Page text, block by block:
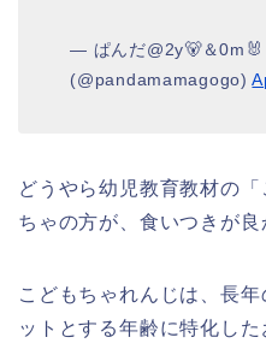
— ぱんだ@2y🐻＆0m🐰
(@pandamamagogo)
どうやら幼児教育教材の
ちゃの方が、食いつきが良
こどもちゃれんじは、長
ットとする年齢に特化した